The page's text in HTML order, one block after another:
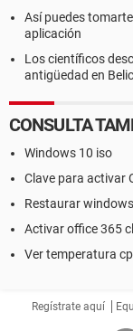
Así puedes
aplicación
Los científicos
antigüedad en
CONSULTA
Windows 10 iso
Clave para activar
Restaurar
Activar office 365
Ver temperatura
Regístrate aquí